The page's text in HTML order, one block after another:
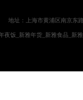
地址：上海市黄浦区南京
夜饭_新雅年货_新雅食品_